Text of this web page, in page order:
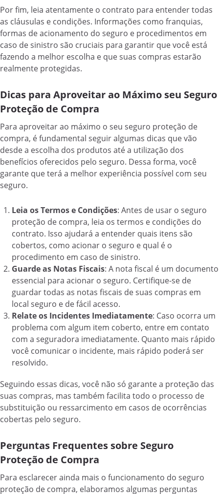
Por fim, leia atentamente o contrato para entender todas
as cláusulas e condições. Informações como franquias,
formas de acionamento do seguro e procedimentos em
caso de sinistro são cruciais para garantir que você está
fazendo a melhor escolha e que suas compras estarão
realmente protegidas.
Dicas para Aproveitar ao Máximo seu Seguro
Proteção de Compra
Para aproveitar ao máximo o seu seguro proteção de
compra, é fundamental seguir algumas dicas que vão
desde a escolha dos produtos até a utilização dos
benefícios oferecidos pelo seguro. Dessa forma, você
garante que terá a melhor experiência possível com seu
seguro.
Leia os Termos e Condições: Antes de usar o seguro
proteção de compra, leia os termos e condições do
contrato. Isso ajudará a entender quais itens são
cobertos, como acionar o seguro e qual é o
procedimento em caso de sinistro.
Guarde as Notas Fiscais: A nota fiscal é um documento
essencial para acionar o seguro. Certifique-se de
guardar todas as notas fiscais de suas compras em
local seguro e de fácil acesso.
Relate os Incidentes Imediatamente: Caso ocorra um
problema com algum item coberto, entre em contato
com a seguradora imediatamente. Quanto mais rápido
você comunicar o incidente, mais rápido poderá ser
resolvido.
Seguindo essas dicas, você não só garante a proteção das
suas compras, mas também facilita todo o processo de
substituição ou ressarcimento em casos de ocorrências
cobertas pelo seguro.
Perguntas Frequentes sobre Seguro
Proteção de Compra
Para esclarecer ainda mais o funcionamento do seguro
proteção de compra, elaboramos algumas perguntas